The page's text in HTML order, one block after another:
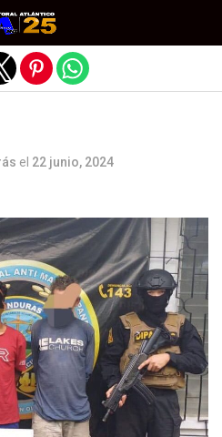
el 22 junio, 2024
versión móvil